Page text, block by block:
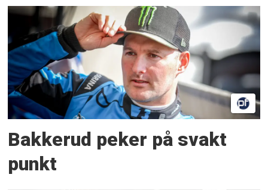
Bakkerud peker på svakt
punkt